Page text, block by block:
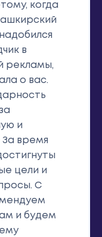
когда
в
рекламы,
о вас.
и
время
цели и
С
и будем